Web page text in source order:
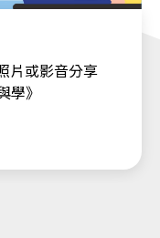
片或影音分享
學》